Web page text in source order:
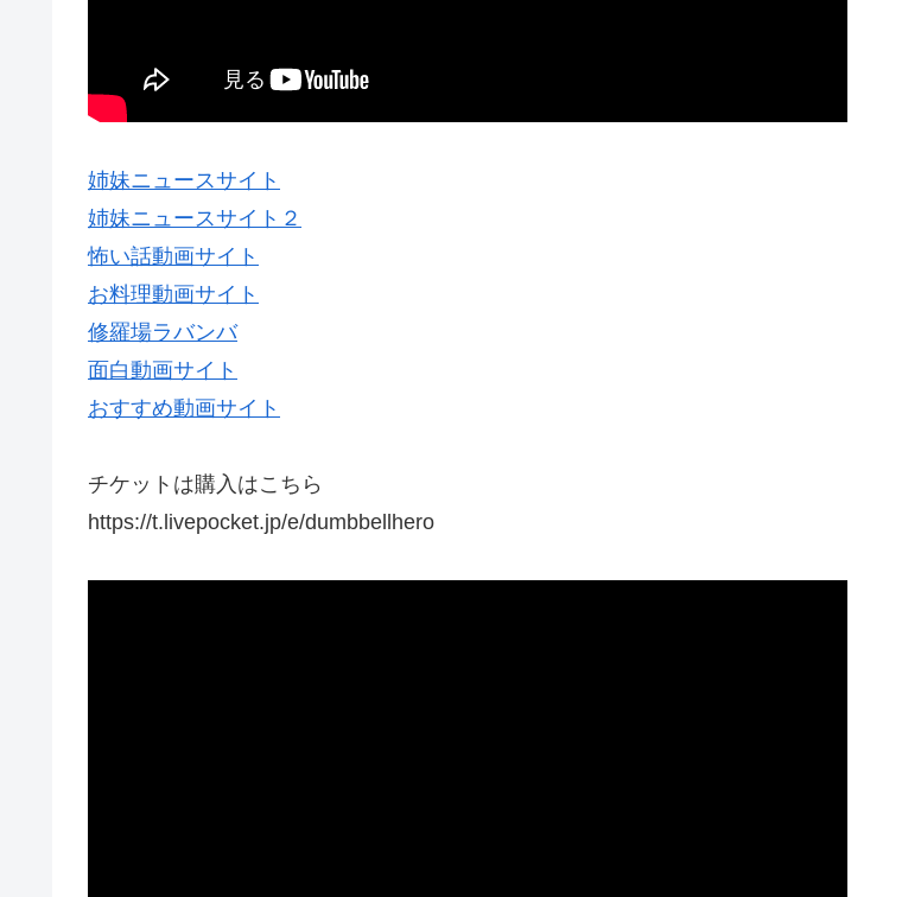
姉妹ニュースサイト
姉妹ニュースサイト２
怖い話動画サイト
お料理動画サイト
修羅場ラバンバ
面白動画サイト
おすすめ動画サイト
チケットは購入はこちら
https://t.livepocket.jp/e/dumbbellhero